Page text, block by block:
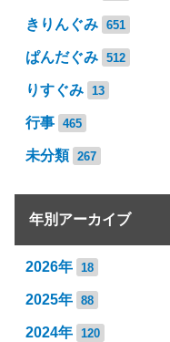
きりんぐみ 651
ぱんだぐみ 512
りすぐみ 13
行事 465
未分類 267
年別アーカイブ
2026年 18
2025年 88
2024年 120